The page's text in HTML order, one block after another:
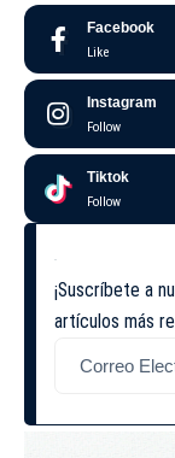
Facebook
Like
Instagram
Follow
Tiktok
Follow
¡Suscríbete a
artículos más